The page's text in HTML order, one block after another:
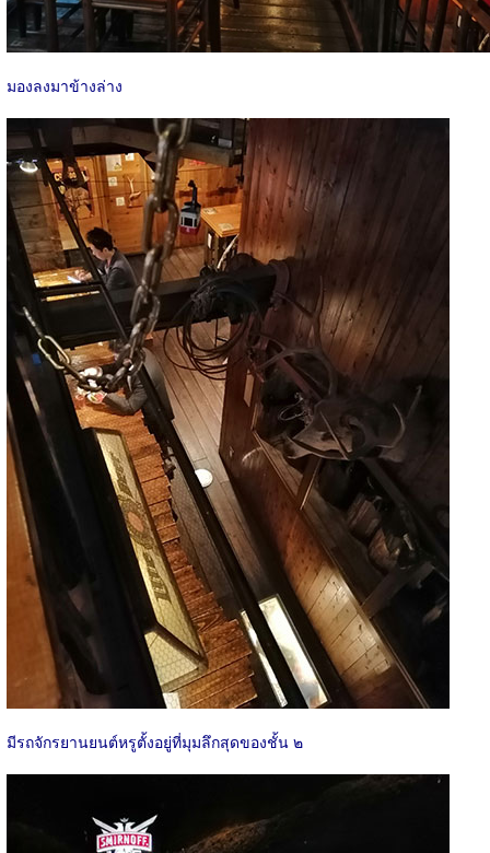
มองลงมาข้างล่าง
มีรถจักรยานยนต์หรูตั้งอยู่ที่มุมลึกสุดของชั้น ๒